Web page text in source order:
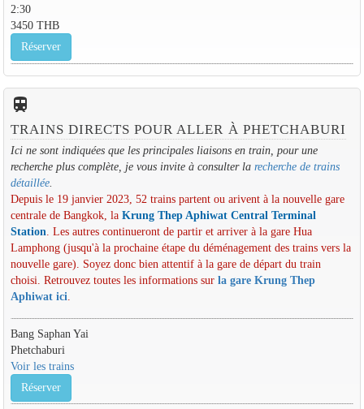
2:30
3450 THB
Réserver
train
TRAINS DIRECTS POUR ALLER À PHETCHABURI
Ici ne sont indiquées que les principales liaisons en train, pour une
recherche plus complète, je vous invite à consulter la recherche de trains
détaillée.
Depuis le 19 janvier 2023, 52 trains partent ou arivent à la nouvelle gare
centrale de Bangkok, la Krung Thep Aphiwat Central Terminal
Station. Les autres continueront de partir et arriver à la gare Hua
Lamphong (jusqu'à la prochaine étape du déménagement des trains vers la
nouvelle gare). Soyez donc bien attentif à la gare de départ du train
choisi. Retrouvez toutes les informations sur la gare Krung Thep
Aphiwat ici.
Bang Saphan Yai
Phetchaburi
Voir les trains
Réserver